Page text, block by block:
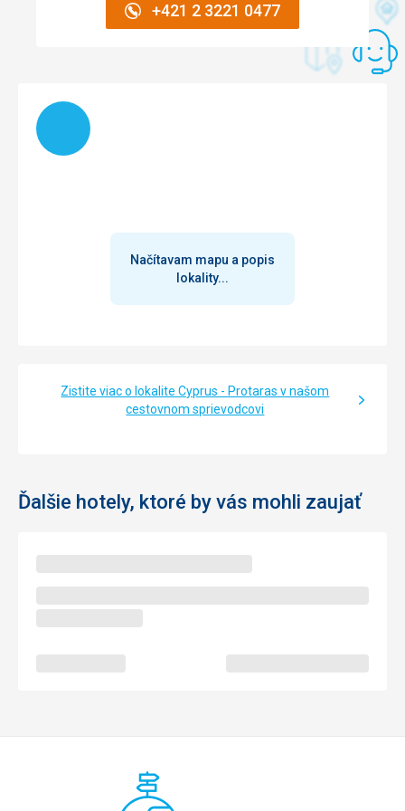
Táto recenzia bola preložená automaticky pomocou
+421 2 3221 0477
Načítam
Načítavam mapu a popis
lokality...
Zistite viac o lokalite Cyprus - Protaras v našom
cestovnom sprievodcovi
Ďalšie hotely, ktoré by vás mohli zaujať